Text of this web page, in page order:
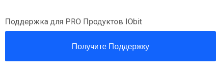
Поддержка для PRO Продуктов IObit
Получите Поддержку